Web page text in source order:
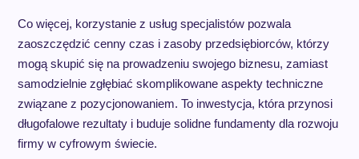
Co więcej, korzystanie z usług specjalistów pozwala
zaoszczędzić cenny czas i zasoby przedsiębiorców, którzy
mogą skupić się na prowadzeniu swojego biznesu, zamiast
samodzielnie zgłębiać skomplikowane aspekty techniczne
związane z pozycjonowaniem. To inwestycja, która przynosi
długofalowe rezultaty i buduje solidne fundamenty dla rozwoju
firmy w cyfrowym świecie.